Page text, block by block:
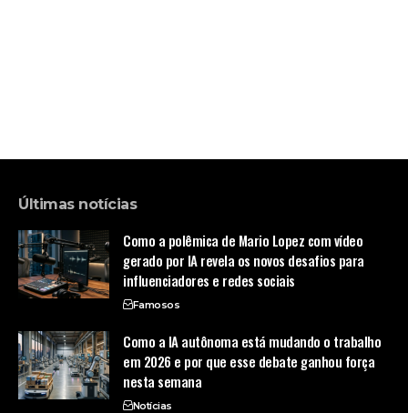
Últimas notícias
Como a polêmica de Mario Lopez com vídeo
gerado por IA revela os novos desafios para
influenciadores e redes sociais
Famosos
Como a IA autônoma está mudando o trabalho
em 2026 e por que esse debate ganhou força
nesta semana
Notícias